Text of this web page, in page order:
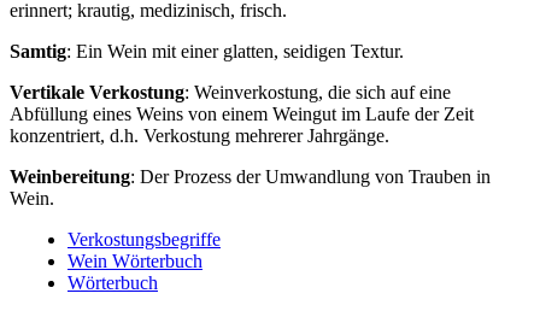
erinnert; krautig, medizinisch, frisch.
Samtig: Ein Wein mit einer glatten, seidigen Textur.
Vertikale Verkostung: Weinverkostung, die sich auf eine
Abfüllung eines Weins von einem Weingut im Laufe der Zeit
konzentriert, d.h. Verkostung mehrerer Jahrgänge.
Weinbereitung: Der Prozess der Umwandlung von Trauben in
Wein.
Verkostungsbegriffe
Wein Wörterbuch
Wörterbuch